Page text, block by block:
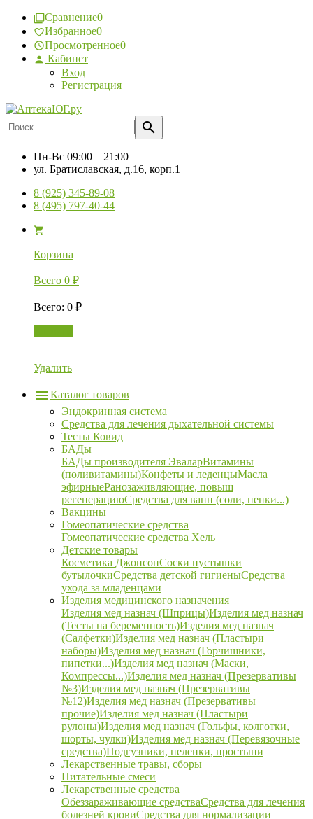
Сравнение0
Избранное0
Просмотренное0
Кабинет
Вход
Регистрация
Пн-Вс 09:00—21:00
ул. Братиславская, д.16, корп.1
8 (925) 345-89-08
8 (495) 797-40-44
Корзина
Всего 0 ₽
Всего: 0 ₽
Удалить
Каталог товаров
Эндокринная система
Средства для лечения дыхательной системы
Тесты Ковид
БАДы
БАДы производителя ЭваларВитамины
(поливитамины)Конфеты и леденцыМасла
эфирныеРанозаживляющие, повыш
регенерациюСредства для ванн (соли, пенки...)
Вакцины
Гомеопатические средства
Гомеопатические средства Хель
Детские товары
Косметика ДжонсонСоски пустышки
бутылочкиСредства детской гигиеныСредства
ухода за младенцами
Изделия медицинского назначения
Изделия мед назнач (Шприцы)Изделия мед назнач
(Тесты на беременность)Изделия мед назнач
(Салфетки)Изделия мед назнач (Пластыри
наборы)Изделия мед назнач (Горчишники,
пипетки...)Изделия мед назнач (Маски,
Компрессы...)Изделия мед назнач (Презервативы
№3)Изделия мед назнач (Презервативы
№12)Изделия мед назнач (Презервативы
прочие)Изделия мед назнач (Пластыри
рулоны)Изделия мед назнач (Гольфы, колготки,
шорты, чулки)Изделия мед назнач (Перевязочные
средства)Подгузники, пеленки, простыни
Лекарственные травы, сборы
Питательные смеси
Лекарственные средства
Обеззараживающие средстваСредства для лечения
болезней кровиСредства для нормализации